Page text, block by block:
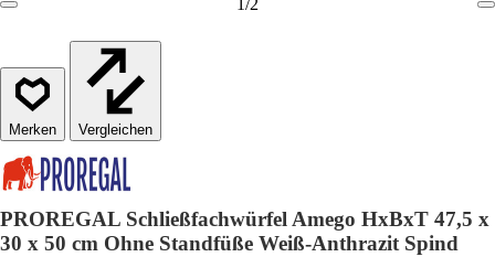
1/2
Vergleichen
PROREGAL Schließfachwürfel Amego HxBxT 47,5 x
30 x 50 cm Ohne Standfüße Weiß-Anthrazit Spind